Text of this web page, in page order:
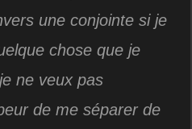
une conjointe si je
chose que je
ne veux pas
de me séparer de